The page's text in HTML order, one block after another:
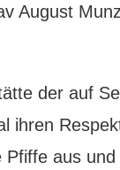
August
der auf
ihren
aus